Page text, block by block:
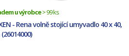
u výrobce> 99 ks
- Rena volně stojící umyvadlo 40 x 40,